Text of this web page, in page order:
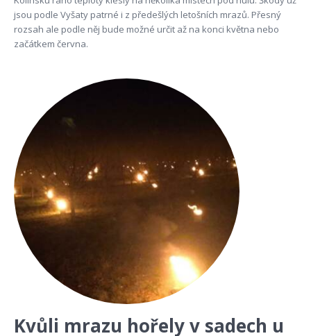
jsou podle Vyšaty patrné i z předešlých letošních mrazů. Přesný
rozsah ale podle něj bude možné určit až na konci května nebo
začátkem června.
Kvůli mrazu hořely v sadech u